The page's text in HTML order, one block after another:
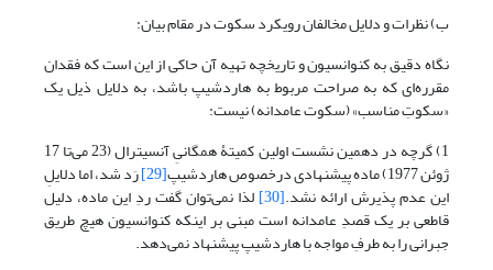
ب) نظرات و دلایل مخالفان رویکرد سکوت در مقام بیان:
نگاه دقیق به کنوانسیون و تاریخچه تهیه آن حاکی از این است که فقدان
مقرره‌ای که به صراحت مربوط به هاردشیپ باشد، به دلایل ذیل یک
«سکوتِ مناسب» (سکوت عامدانه) نیست:
1) گرچه در دهمین نشست اولین کمیتۀ همگانیِ آنسیترال (23 می‌تا 17
ژوئن 1977) ماده پیشنهادی درخصوص هاردشیپ [29] رَد شد، اما دلایلِ
این عدم پذیرش ارائه نشد.[30] لذا نمی‌توان گفت ردِ این ماده، دلیل
قاطعی بر یک قصدِ عامدانه است مبنی بر اینکه کنوانسیون هیچ طریق
جبرانی‌ را به طرفِ مواجه با هاردشیپ پیشنهاد نمی‌دهد.